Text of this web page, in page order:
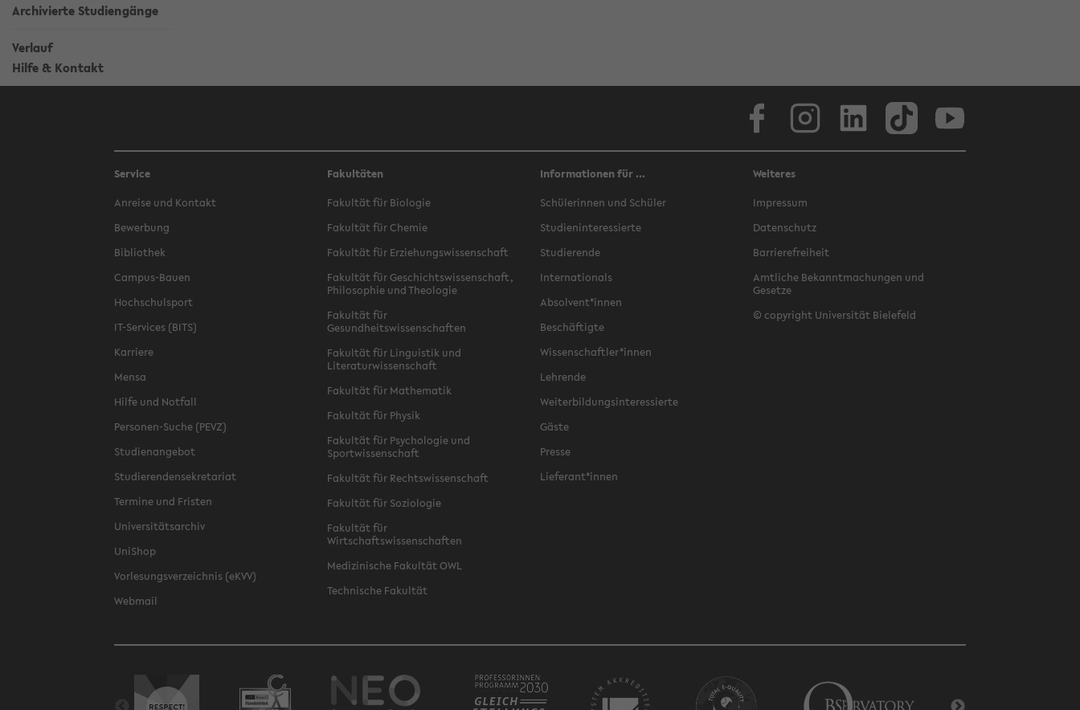
Archivierte Studiengänge
Verlauf
Hilfe & Kontakt
Service
Anreise und Kontakt
Bewerbung
Bibliothek
Campus-Bauen
Hochschulsport
IT-Services (BITS)
Karriere
Mensa
Hilfe und Notfall
Personen-Suche (PEVZ)
Studienangebot
Studierendensekretariat
Termine und Fristen
Universitätsarchiv
UniShop
Vorlesungsverzeichnis (eKVV)
Webmail
Fakultäten
Fakultät für Biologie
Fakultät für Chemie
Fakultät für Erziehungswissenschaft
Fakultät für Geschichtswissenschaft,
Philosophie und Theologie
Fakultät für
Gesundheitswissenschaften
Fakultät für Linguistik und
Literaturwissenschaft
Fakultät für Mathematik
Fakultät für Physik
Fakultät für Psychologie und
Sportwissenschaft
Fakultät für Rechtswissenschaft
Fakultät für Soziologie
Fakultät für
Wirtschaftswissenschaften
Medizinische Fakultät OWL
Technische Fakultät
Informationen für ...
Schülerinnen und Schüler
Studieninteressierte
Studierende
Internationals
Absolvent*innen
Beschäftigte
Wissenschaftler*innen
Lehrende
Weiterbildungsinteressierte
Gäste
Presse
Lieferant*innen
Weiteres
Impressum
Datenschutz
Barrierefreiheit
Amtliche Bekanntmachungen und
Gesetze
© copyright Universität Bielefeld